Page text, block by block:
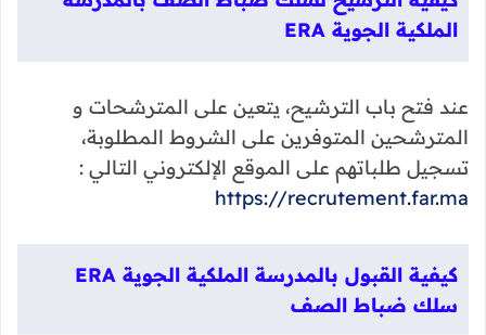
الملكية الجوية ERA
عند فتح باب الترشيح، يتعين على المترشحات و
المترشحين المتوفرين على الشروط المطلوبة،
تسجيل طلباتهم على الموقع الإلكتروني التالي :
https://recrutement.far.ma
كيفية القبول بالمدرسة الملكية الجوية ERA
سلك ضباط الصف